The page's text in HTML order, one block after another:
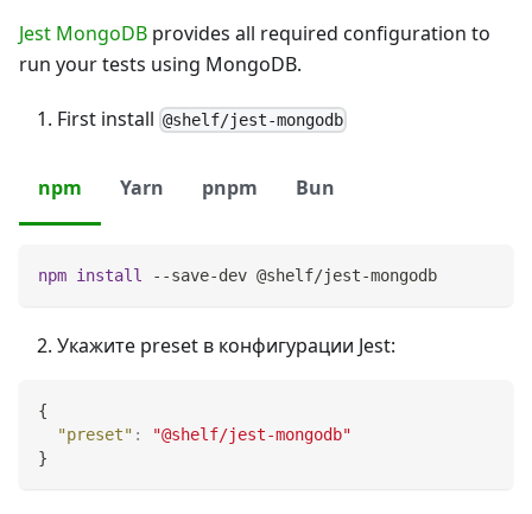
Jest MongoDB provides all required configuration to
run your tests using MongoDB.
First install @shelf/jest-mongodb
npm Yarn pnpm Bun
npm install --save-dev @shelf/jest-mongodb
Укажите preset в конфигурации Jest:
{
"preset" :
"@shelf/jest-mongodb"
}